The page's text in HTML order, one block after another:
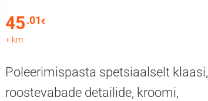
45.01 €
+ km
Poleerimispasta spetsiaalselt klaasi,
roostevabade detailide, kroomi,